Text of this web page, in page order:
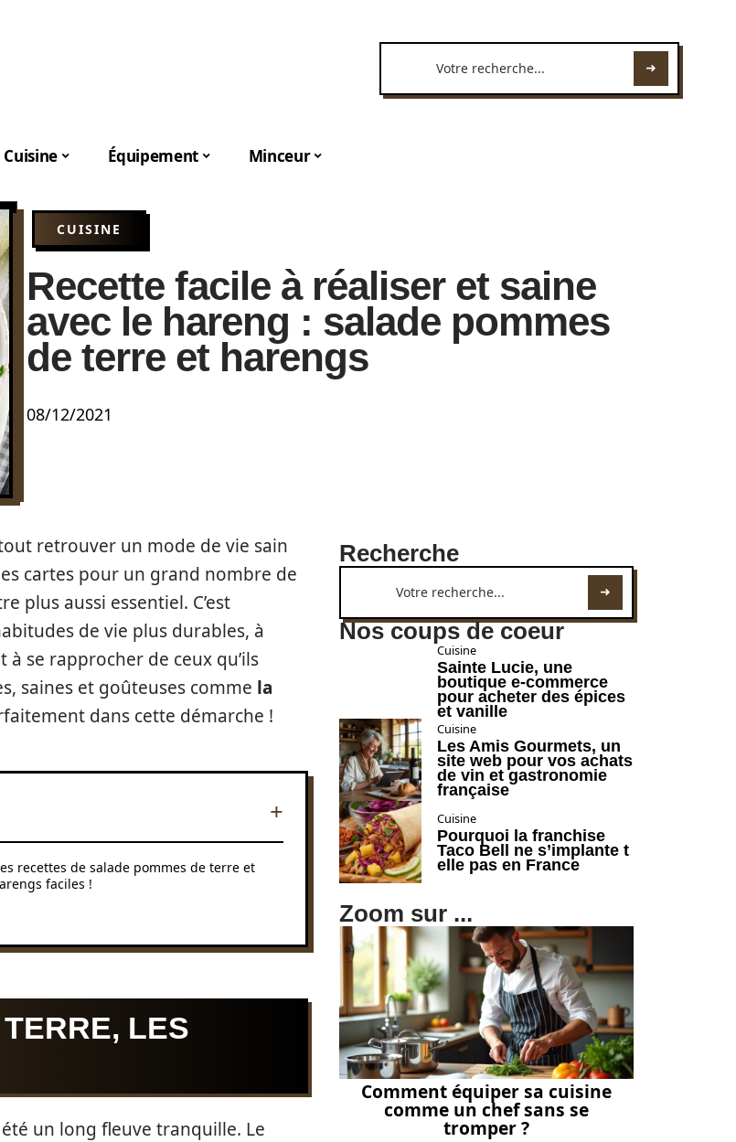
Cuisine Équipement Minceur
CUISINE
Recette facile à réaliser et saine
avec le hareng : salade pommes
de terre et harengs
08/12/2021
retrouver un mode de vie sain
cartes pour un grand nombre de
plus aussi essentiel. C’est
de vie plus durables, à
se rapprocher de ceux qu’ils
saines et goûteuses comme la
dans cette démarche !
recettes de salade pommes de terre et
faciles !
LES
été un long fleuve tranquille. Le
Recherche
Nos coups de coeur
Cuisine
Sainte Lucie, une
boutique e-commerce
pour acheter des épices
et vanille
Cuisine
Les Amis Gourmets, un
site web pour vos achats
de vin et gastronomie
française
Cuisine
Pourquoi la franchise
Taco Bell ne s’implante t
elle pas en France
Zoom sur ...
Comment équiper sa cuisine
comme un chef sans se
tromper ?